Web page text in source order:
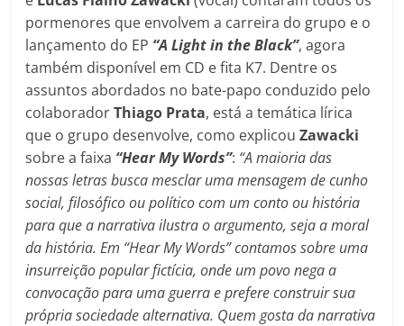
pormenores que envolvem a carreira do grupo e o
lançamento do EP “A Light in the Black”, agora
também disponível em CD e fita K7. Dentre os
assuntos abordados no bate-papo conduzido pelo
colaboradorThiago Prata, está a temática lírica
que o grupo desenvolve, como explicouZawacki
sobre a faixa “Hear My Words”: “A maioria das
nossas letras busca mesclar uma mensagem de cunho
social, filosófico ou político com um conto ou história
para que a narrativa ilustra o argumento, seja a moral
da história. Em “Hear My Words” contamos sobre uma
insurreição popular fictícia, onde um povo nega a
convocação para uma guerra e prefere construir sua
própria sociedade alternativa. Quem gosta da narrativa